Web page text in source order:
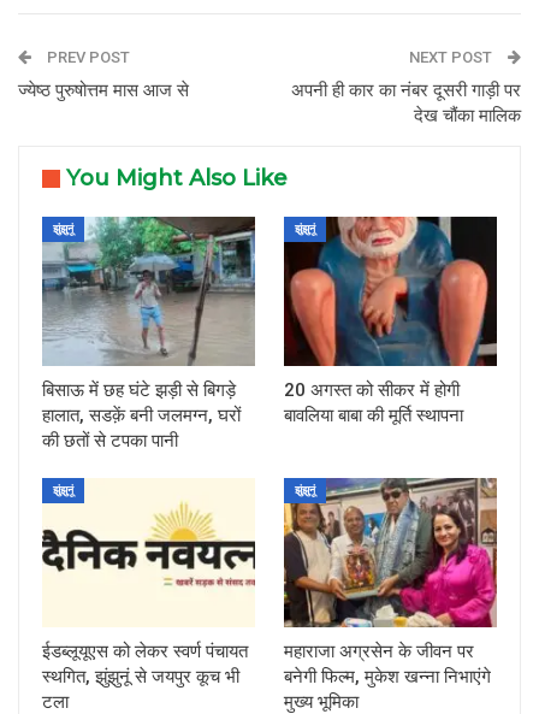
PREV POST
ज्येष्ठ पुरुषोत्तम मास आज से
NEXT POST
अपनी ही कार का नंबर दूसरी गाड़ी पर
देख चौंका मालिक
You Might Also Like
झुंझुनूं
बिसाऊ में छह घंटे झड़ी से बिगड़े
हालात, सडक़ें बनी जलमग्न, घरों
की छतों से टपका पानी
झुंझुनूं
20 अगस्त को सीकर में होगी
बावलिया बाबा की मूर्ति स्थापना
झुंझुनूं
ईडब्लूयूएस को लेकर स्वर्ण पंचायत
स्थगित, झुंझुनूं से जयपुर कूच भी
टला
झुंझुनूं
महाराजा अग्रसेन के जीवन पर
बनेगी फिल्म, मुकेश खन्ना निभाएंगे
मुख्य भूमिका